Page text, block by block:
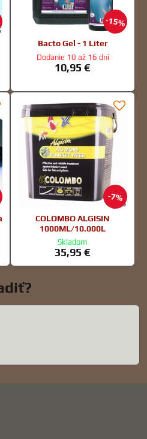
15%
Bacto Gel - 1 Liter
Dodanie 10 až 16 dní
10,95 €
7%
COLOMBO ALGISIN
1000ML/10.000L
Skladom
35,95 €